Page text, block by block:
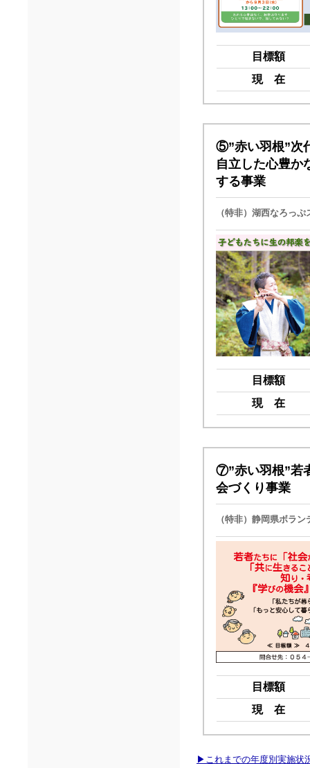
目標額
現 在
⑤”赤い羽根”次
自立した心豊か
する事業
（特非）湖西なろっぷ
目標額
現 在
⑦”赤い羽根”若
会づくり事業
（特非）静岡県ボラン
目標額
現 在
▶これまでの年度別実施状